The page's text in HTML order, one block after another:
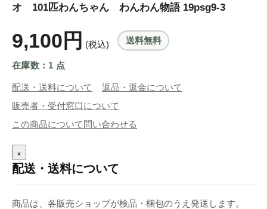
オ 101匹わんちゃん わんわん物語 19psg9-3
9,100円 (税込) 送料無料
在庫数：1 点
配送・送料について
返品・返金について
販売者・受付窓口について
この商品について問い合わせる
×
配送・送料について
商品は、各販売ショップが検品・梱包のうえ発送します。